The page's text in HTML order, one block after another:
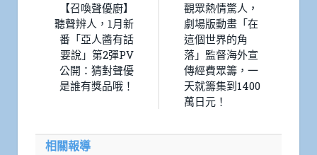
【召喚聲優廚】
聽聲辨人，1月新
番「亞人醬有話
要說」第2彈PV
公開：猜對聲優
是誰有獎品哦！
觀眾熱情驚人，
劇場版動畫「在
這個世界的角
落」監督海外宣
傳經費眾籌，一
天就籌集到1400
萬日元！
相關報導